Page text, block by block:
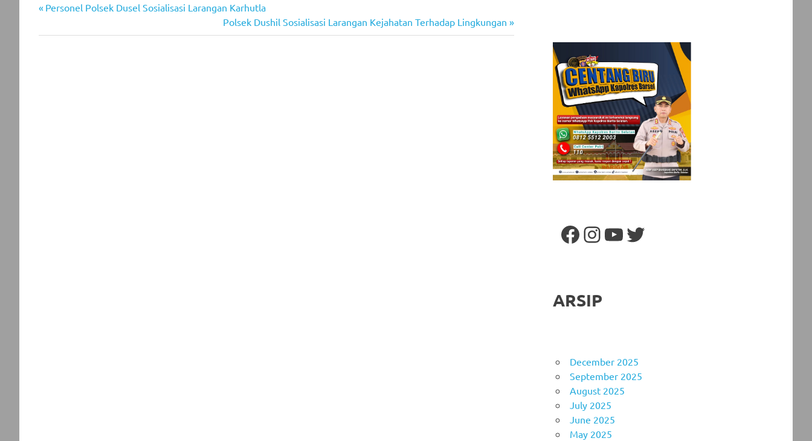
Post
navigation
Previous
Personel Polsek Dusel Sosialisasi Larangan Karhutla
Next
Post:
Polsek Dushil Sosialisasi Larangan Kejahatan Terhadap Lingkungan
Facebook
Instagram
YouTube
Twitter
ARSIP
December 2025
September 2025
August 2025
July 2025
June 2025
May 2025